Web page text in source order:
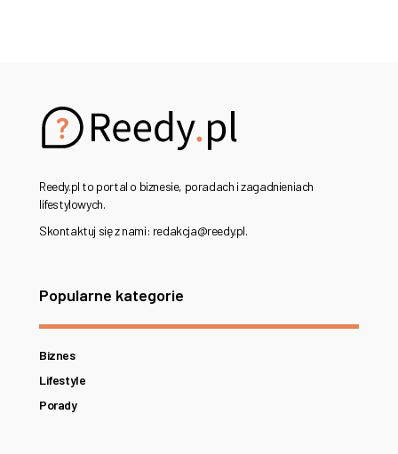
Reedy.pl to portal o biznesie, poradach i zagadnieniach
lifestylowych.
Skontaktuj się z nami: redakcja@reedy.pl.
Popularne kategorie
Biznes
Lifestyle
Porady